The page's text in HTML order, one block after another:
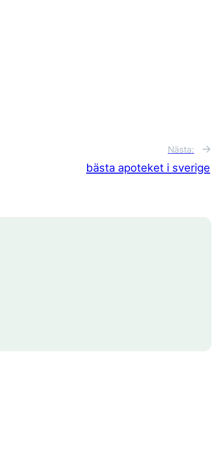
Nästa:
bästa apoteket i sverige
→